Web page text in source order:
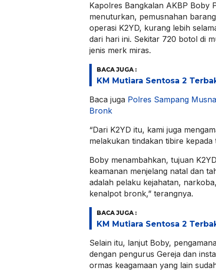
Kapolres Bangkalan AKBP Boby
menuturkan, pemusnahan
operasi K2YD, kurang lebih
dari hari ini. Sekitar 720 botol di
jenis merk miras.
BACA JUGA :
KM Mutiara Sentosa 2
Baca juga Polres Sampang
Bronk
“Dari K2YD itu, kami juga
melakukan tindakan tibire
Boby menambahkan, tujuan
keamanan menjelang natal dan
adalah pelaku kejahatan,
kenalpot bronk,” terangnya.
BACA JUGA :
KM Mutiara Sentosa 2
Selain itu, lanjut Boby,
dengan pengurus Gereja dan
ormas keagamaan yang lain